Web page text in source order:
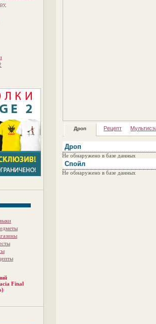
Final
Дроп Рецепт
Дроп
Не обнаружено в базе данных
Спойл
Не обнаружено в базе данных